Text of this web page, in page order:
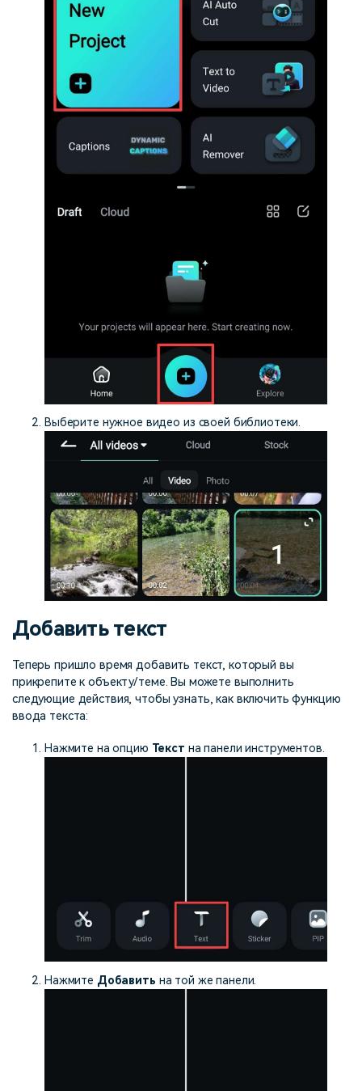
Выберите нужное видео из своей библиотеки.
Добавить текст
Теперь пришло время добавить текст, который вы
прикрепите к объекту/теме. Вы можете выполнить
следующие действия, чтобы узнать, как включить функцию
ввода текста:
Нажмите на опцию Текст на панели инструментов.
Нажмите Добавить на той же панели.